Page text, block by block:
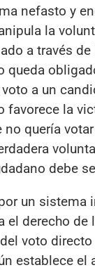
nefasto y
la
a través de
queda
a un
favorece la
quería
debe
un sistema
el derecho de
voto directo
establece el